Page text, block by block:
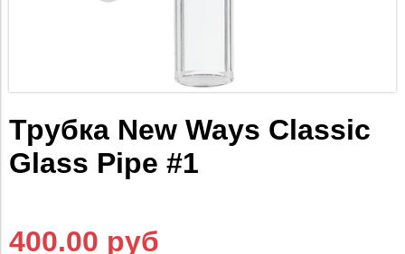
Трубка New Ways Classic
Glass Pipe #1
400.00 руб